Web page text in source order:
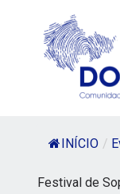
INÍCIO /
Festival de